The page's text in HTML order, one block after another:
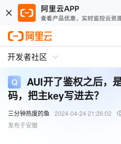
开发者社区
AUI开了鉴权之后，
码，把主key写进去？
三分钟热度的鱼 2024-04-24 21:26:02
发布于安徽